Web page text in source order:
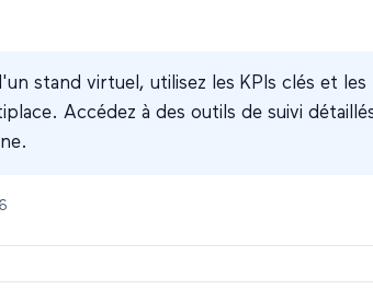
stand virtuel, utilisez les KPIs clés et les
Accédez à des outils de suivi